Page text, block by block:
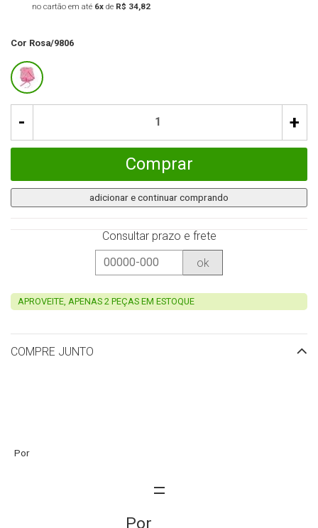
no cartão em até 6x de R$ 34,82
Cor Rosa/9806
- +
Comprar
adicionar e continuar comprando
Consultar prazo e frete
ok
APROVEITE, APENAS 2 PEÇAS EM ESTOQUE
COMPRE JUNTO